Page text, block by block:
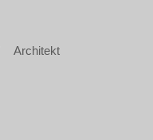
Architekt